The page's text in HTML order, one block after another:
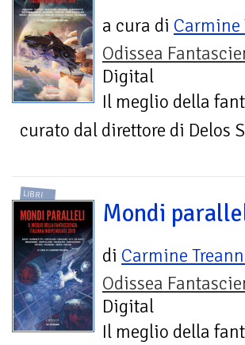
a cura di Carmine
Odissea
Digital
Il meglio della
curato dal direttore di Delos
LIBRI
Mondi
di Carmine
Odissea
Digital
Il meglio della